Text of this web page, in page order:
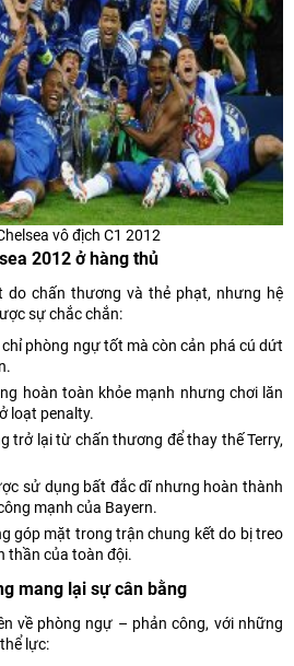
vô địch C1 2012
2012 ở hàng thủ
do chấn thương và thẻ phạt, nhưng hệ
sự chắc chắn:
chỉ phòng ngự tốt mà còn cản phá cú dứt
hoàn toàn khỏe mạnh nhưng chơi lăn
loạt penalty.
trở lại từ chấn thương để thay thế Terry,
sử dụng bất đắc dĩ nhưng hoàn thành
mạnh của Bayern.
góp mặt trong trận chung kết do bị treo
thần của toàn đội.
mang lại sự cân bằng
về phòng ngự – phản công, với những
lực: